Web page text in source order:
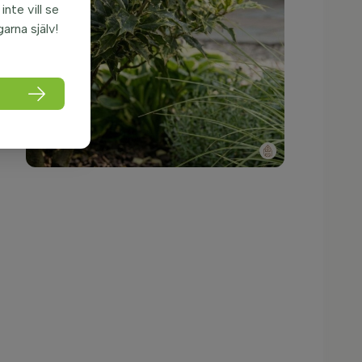
vill se
själv!